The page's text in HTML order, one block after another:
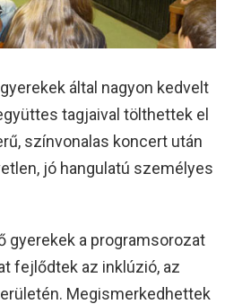
által nagyon kedvelt
tagjaival tölthettek el
színvonalas koncert után
jó hangulatú személyes
gyerekek a programsorozat
fejlődtek az inklúzió, az
Megismerkedhettek